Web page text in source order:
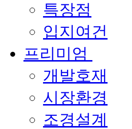
특장점
입지여건
프리미엄
개발호재
시장환경
조경설계